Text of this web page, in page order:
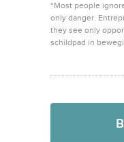
“Most people
only danger.
they see only
schildpad in